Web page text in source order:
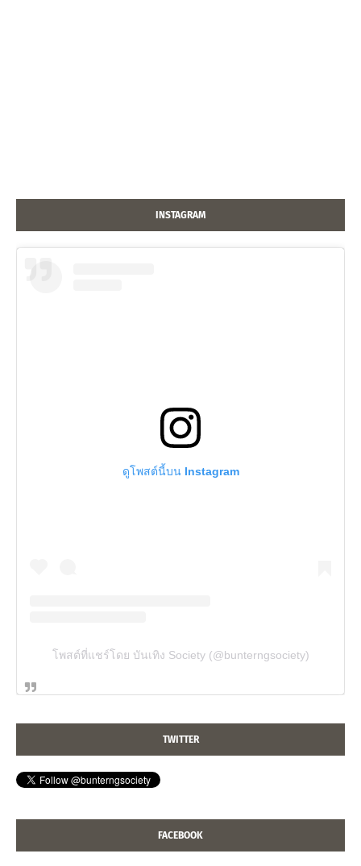
INSTAGRAM
ดูโพสต์นี้บน Instagram
โพสต์ที่แชร์โดย บันเทิง Society (@bunterngsociety)
TWITTER
FACEBOOK